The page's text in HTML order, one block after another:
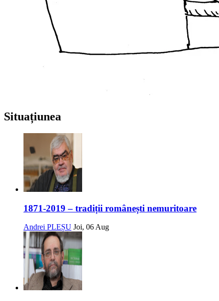
Situațiunea
1871-2019 – tradiții românești nemuritoare
Andrei PLEȘU Joi, 06 Aug